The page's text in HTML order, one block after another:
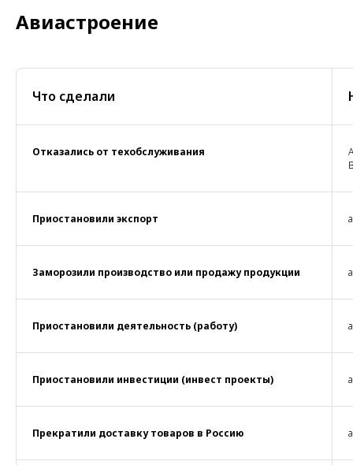
Авиастроение
Что сделали
Отказались от техобслуживания
Приостановили экспорт
Заморозили производство или продажу продукции
Приостановили деятельность (работу)
Приостановили инвестиции (инвест проекты)
Прекратили доставку товаров в Россию